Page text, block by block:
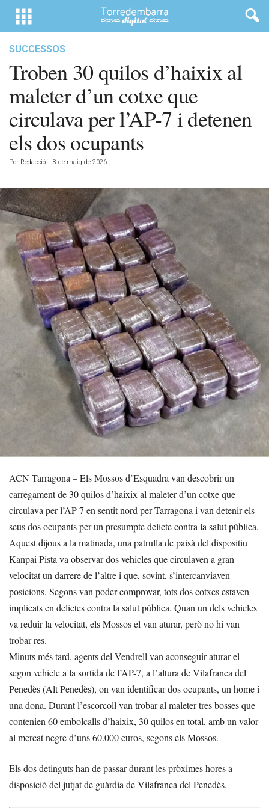
SUCCESSOS
Troben 30 quilos d’haixix al
maleter d’un cotxe que
circulava per l’AP-7 i detenen
els dos ocupants
Por Redacció - 8 de maig de 2026
ACN Tarragona – Els Mossos d’Esquadra van descobrir un
carregament de 30 quilos d’haixix al maleter d’un cotxe que
circulava per l’AP-7 en sentit nord per Tarragona i van detenir els
seus dos ocupants per un presumpte delicte contra la salut pública.
Aquest dijous a la matinada, una patrulla de paisà del dispositiu
Kanpai Pista va observar dos vehicles que circulaven a gran
velocitat un darrere de l’altre i que, sovint, s’intercanviaven
posicions. Segons van poder comprovar, tots dos cotxes estaven
implicats en delictes contra la salut pública. Quan un dels vehicles
va reduir la velocitat, els Mossos el van aturar, però no hi van
trobar res.
Minuts més tard, agents del Vendrell van aconseguir aturar el
segon vehicle a la sortida de l’AP-7, a l’altura de Vilafranca del
Penedès (Alt Penedès), on van identificar dos ocupants, un home i
una dona. Durant l’escorcoll van trobar al maleter tres bosses que
contenien 60 embolcalls d’haixix, 30 quilos en total, amb un valor
al mercat negre d’uns 60.000 euros, segons els Mossos.
Els dos detinguts han de passar durant les pròximes hores a
disposició del jutjat de guàrdia de Vilafranca del Penedès.